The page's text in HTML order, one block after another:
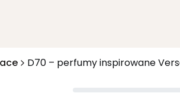
D70 – perfumy inspirowane